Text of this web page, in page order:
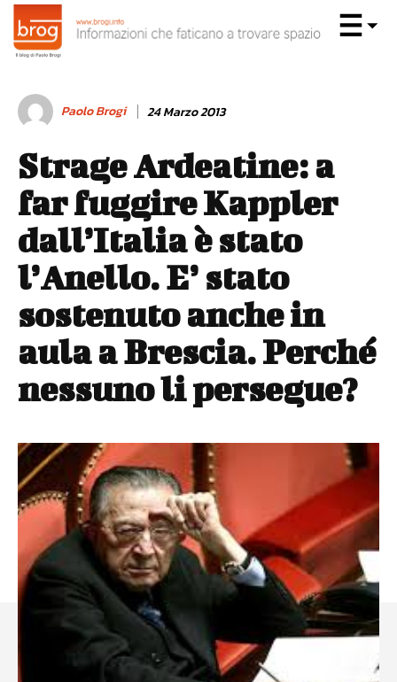
Paolo Brogi 24 Marzo 2013
Strage Ardeatine: a
far fuggire Kappler
dall’Italia è stato
l’Anello. E’ stato
sostenuto anche in
aula a Brescia. Perché
nessuno li persegue?